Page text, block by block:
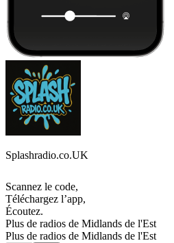
Splashradio.co.UK
Scannez le code,
Téléchargez l’app,
Écoutez.
Plus de radios de Midlands de l'Est
Plus de radios de Midlands de l'Est